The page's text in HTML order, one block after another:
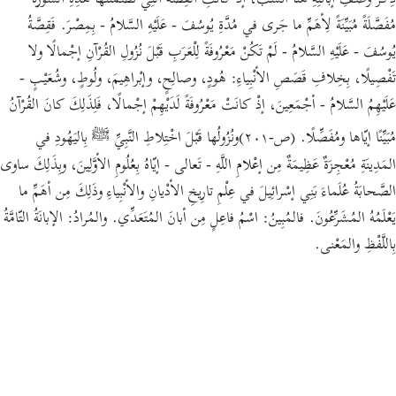
مُفَصَّلَةً مُبَيِّنَةً لِأهَمِّ ما جَرى في مُدَّةِ يُوسُفَ - عَلَيْهِ السَّلامُ - بِمِصْرَ. فَقِصَّةُ
يُوسُفَ - عَلَيْهِ السَّلامُ - لَمْ تَكُنْ مَعْرُوفَةً لِلْعَرَبِ قَبْلَ نُزُولِ القُرْآنِ إجْمالًا ولا
تَفْصِيلًا، بِخِلافِ قَصَصِ الأنْبِياءِ: هُودٍ، وصالِحٍ، وإبْراهِيمَ، ولُوطٍ، وشُعَيْبٍ -
عَلَيْهِمُ السَّلامُ - أجْمَعِينَ، إذْ كانَتْ مَعْرُوفَةً لَدَيْهِمْ إجْمالًا، فَلِذَلِكَ كانَ القُرْآنُ
مُبَيِّنًا إيّاها ومُفَصِّلًا. (ص-٢٠١)ونُزُولُها قَبْلَ اخْتِلاطِ النَّبِيِّ ﷺ بِاليَهُودِ في
المَدِينَةِ مُعْجِزَةٌ عَظِيمَةٌ مِن إعْلامِ اللَّهِ - تَعالى - إيّاهُ بِعُلُومِ الأوَّلِينَ، وبِذَلِكَ ساوى
الصَّحابَةُ عُلَماءَ بَنِي إسْرائِيلَ في عِلْمِ تارِيخِ الأدْيانِ والأنْبِياءِ وذَلِكَ مِن أهَمِّ ما
يَعْلَمُهُ المُشَرِّعُونَ. فالمُبِينُ: اسْمُ فاعِلٍ مِن أبانَ المُتَعَدِّي. والمُرادُ: الإبانَةُ التّامَّةُ
بِاللَّفْظِ والمَعْنى.